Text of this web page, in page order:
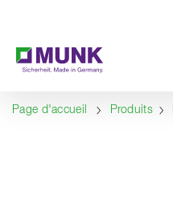
Page d'accueil Produits